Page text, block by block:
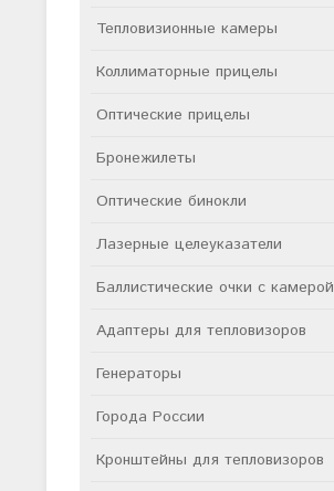
Тепловизионные камеры
Коллиматорные прицелы
Оптические прицелы
Бронежилеты
Оптические бинокли
Лазерные целеуказатели
Баллистические очки с камерой
Адаптеры для тепловизоров
Генераторы
Города России
Кронштейны для тепловизоров